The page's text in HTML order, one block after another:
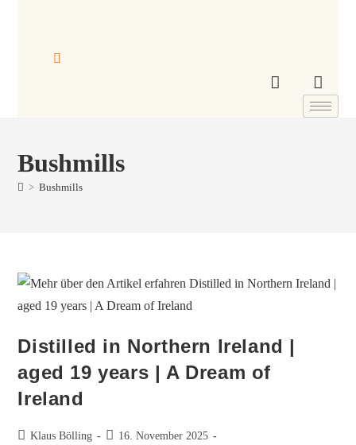
Bushmills
> Bushmills
Distilled in Northern Ireland |
aged 19 years | A Dream of
Ireland
Klaus Bölling
16. November 2025